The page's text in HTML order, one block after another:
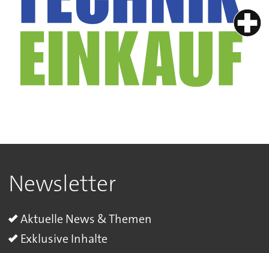
Newsletter
Aktuelle News & Themen
Exklusive Inhalte